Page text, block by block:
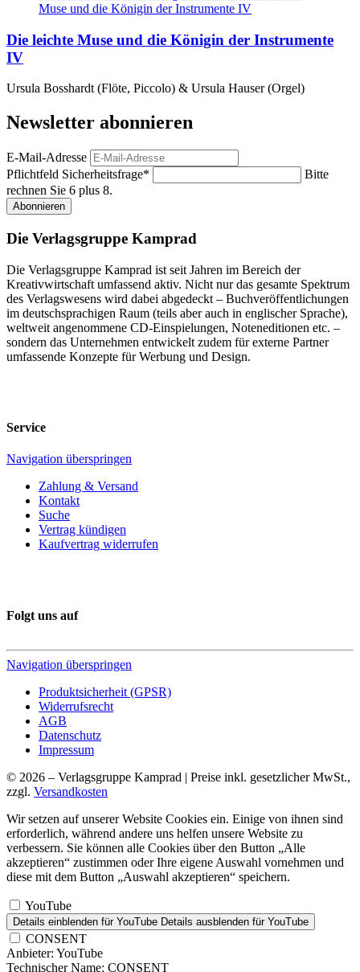
Die leichte Muse und die Königin der Instrumente
IV
Ursula Bosshardt (Flöte, Piccolo) & Ursula Hauser (Orgel)
Newsletter abonnieren
E-Mail-Adresse
Pflichtfeld Sicherheitsfrage*
Bitte
rechnen Sie 6 plus 8.
Abonnieren
Die Verlagsgruppe Kamprad
Die Verlagsgruppe Kamprad ist seit Jahren im Bereich der
Kreativwirtschaft umfassend aktiv. Nicht nur das gesamte Spektrum
des Verlagswesens wird dabei abgedeckt – Buchveröffentlichungen
im deutschsprachigen Raum (teils aber auch in englischer Sprache),
weltweit angenommene CD-Einspielungen, Noteneditionen etc. –
sondern das Unternehmen entwickelt zudem für externe Partner
umfassende Konzepte für Werbung und Design.
Service
Navigation überspringen
Zahlung & Versand
Kontakt
Suche
Vertrag kündigen
Kaufvertrag widerrufen
Folgt uns auf
Navigation überspringen
Produktsicherheit (GPSR)
Widerrufsrecht
AGB
Datenschutz
Impressum
© 2026 – Verlagsgruppe Kamprad | Preise inkl. gesetzlicher MwSt.,
zzgl. Versandkosten
Wir setzen auf unserer Website Cookies ein. Einige von ihnen sind
erforderlich, während andere uns helfen unsere Website zu
verbessern. Sie können alle Cookies über den Button „Alle
akzeptieren“ zustimmen oder Ihre eigene Auswahl vornehmen und
diese mit dem Button „Auswahl akzeptieren“ speichern.
YouTube
Details einblenden für YouTube Details ausblenden für YouTube
CONSENT
Anbieter: YouTube
Technischer Name: CONSENT